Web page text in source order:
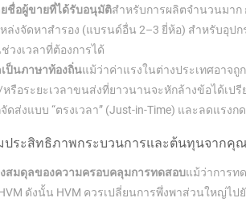
ชื่อผู้ขายที่ได้รับอนุมัติสำหรับการผลิตจำนวนมาก
ล่งจัดหาสำรอง (แบรนด์อื่น 2–3 ยี่ห้อ) สำหรับอุ
วงเวลาที่ต้องการได้
ป็นภาษาท้องถิ่นแม้ว่าค่าแรงในต่างประเทศอา
หรือระยะเวลาขนส่งที่ยาวนานจะหักล้างข้อได้เ
ดส่งแบบ “ตรงเวลา” (Just-in-Time) และลดแร
ประสิทธิภาพกระบวนการและต้นทุนจากคุ
สมดุลของความครอบคลุมการทดสอบแม้ว่าการท
ดังนั้น HVM ควรเปลี่ยนการพึ่งพาส่วนใหญ่ไป